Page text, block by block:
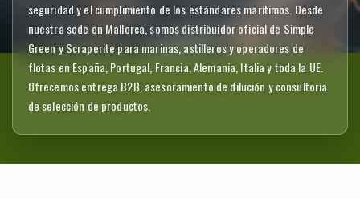
seguridad y el cumplimiento de los estándares marítimos. Desde
nuestra sede en Mallorca, somos distribuidor oficial de Simple
Green y Scraperite para marinas, astilleros y operadores de
flotas en España, Portugal, Francia, Alemania, Italia y toda la UE.
Ofrecemos entrega B2B, asesoramiento de dilución y consultoría
de selección de productos.